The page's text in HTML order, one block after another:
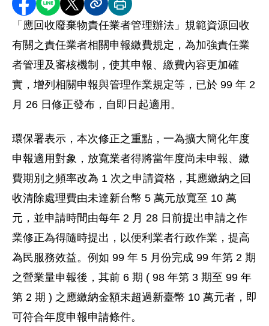
分享至 Facebook
分享到 LINE
分享到 X分享內容連結
列印本頁
「應回收廢棄物責任業者管理辦法」規範資源回收
有關之責任業者相關申報繳費規定，為加強責任業
者管理及審核機制，使其申報、繳費內容更加確
實，增列相關申報與管理作業規定等，已於 99 年 2
月 26 日修正發布，自即日起適用。
環保署表示，本次修正之重點，一為擴大簡化年度
申報適用對象，放寬業者得將當年度尚未申報、繳
費期別之頻率改為 1 次之申請資格，其應繳納之回
收清除處理費由未達新台幣 5 萬元放寬至 10 萬
元，並申請時間由每年 2 月 28 日前提出申請之作
業修正為得隨時提出，以便利業者行政作業，提高
為民服務效益。例如 99 年 5 月份完成 99 年第 2 期
之營業量申報後，其前 6 期 ( 98 年第 3 期至 99 年
第 2 期 ) 之應繳納金額未超過新臺幣 10 萬元者，即
可符合年度申報申請條件。